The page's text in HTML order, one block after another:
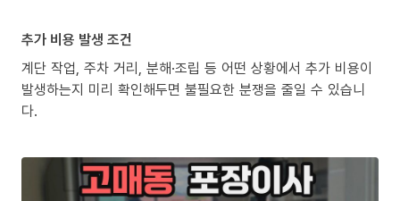
추가 비용 발생 조건
계단 작업, 주차 거리, 분해·조립 등 어떤 상황에서 추가 비용이
발생하는지 미리 확인해두면 불필요한 분쟁을 줄일 수 있습니
다.